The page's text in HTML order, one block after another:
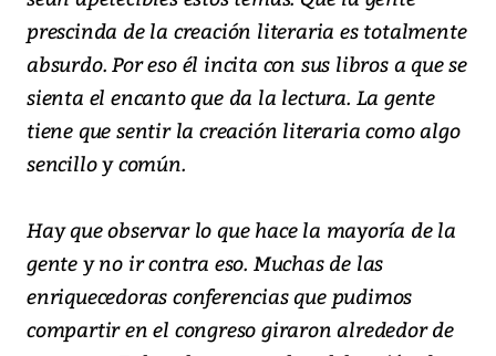
prescinda de la creación literaria es totalmente
absurdo. Por eso él incita con sus libros a que se
sienta el encanto que da la lectura. La gente
tiene que sentir la creación literaria como algo
sencillo y común.
Hay que observar lo que hace la mayoría de la
gente y no ir contra eso. Muchas de las
enriquecedoras conferencias que pudimos
compartir en el congreso giraron alrededor de